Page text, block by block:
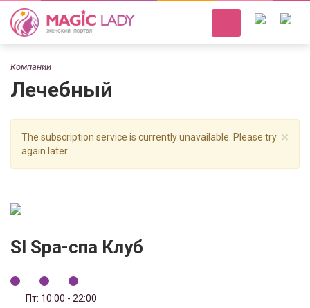
Компании
Лечебный
×
The subscription service is currently unavailable. Please try
again later.
Sl Spa-спа Клуб
Пт: 10:00 - 22:00